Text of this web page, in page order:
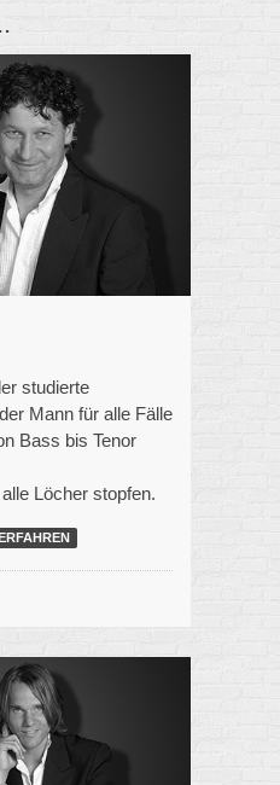
studierte
Mann für alle Fälle
Bass bis Tenor
Löcher stopfen.